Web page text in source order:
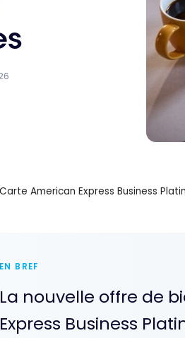
Carte American Express Business
EN BREF
La nouvelle offre de
Express Business